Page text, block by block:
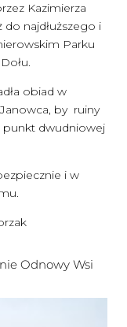
Kazimierza
najdłuższego i
Parku
obiad w
Janowca, by ruiny
punkt dwudniowej
i w
Odnowy Wsi